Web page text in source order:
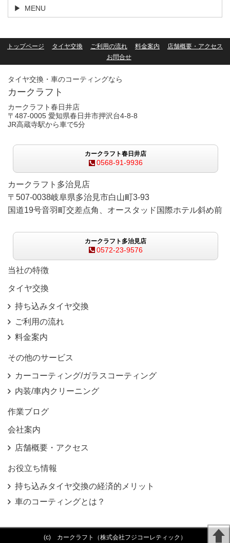
MENU
トップページ タイヤ交換 ご利用の流れ 料金案内
店舗概要・アクセス
お問合せ
タイヤ交換・車のコーティングなら
カークラフト
カークラフト春日井店
〒487-0005 愛知県春日井市押沢台4-8-8
JR高蔵寺駅から車で5分
カークラフト春日井店
0568-91-9936
カークラフト多治見店
〒507-0038岐阜県多治見市白山町3-93
国道19号音羽町交差点角、オースタッド国際ホテル斜め前
カークラフト多治見店
0572-23-9576
当社の特徴
タイヤ交換
持ち込みタイヤ交換
ご利用の流れ
料金案内
その他のサービス
カーコーティング/ガラスコーティング
内装/車内クリーニング
作業ブログ
会社案内
店舗概要・アクセス
お役立ち情報
持ち込みタイヤ交換の経済的メリット
車のコーティングとは？
(c) カークラフト（株式会社フジコーレティック）